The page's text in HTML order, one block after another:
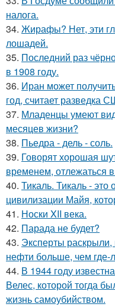
налога.
34. Жирафы? Нет, эти
лошадей.
35. Последний раз
в 1908 году.
36. Иран может
год, считает разведка
37. Младенцы умеют
месяцев жизни?
38. Пьедра - дель - соль.
39. Говорят хорошая
временем, отлежаться
40. Тикаль. Тикаль -
цивилизации Майя,
41. Носки XII века.
42. Парада не будет?
43. Эксперты
нефти больше, чем
44. В 1944 году
Велес, которой тогда
жизнь самоубийством.